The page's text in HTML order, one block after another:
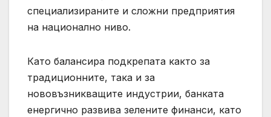
специализираните и сложни предприятия
на национално ниво.
Като балансира подкрепата както за
традиционните, така и за
нововъзникващите индустрии, банката
енергично развива зелените финанси, като